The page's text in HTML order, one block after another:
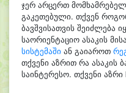
ჯერ არცერთ
გაკეთებული. თქვენ
ბავშვისათვის შეიძლება
საორიენტაციო ასაკის
სისტემაში ან გაიაროთ
თქვენი აზრით რა ასაკის
საინტერესო. თქვენი აზრი